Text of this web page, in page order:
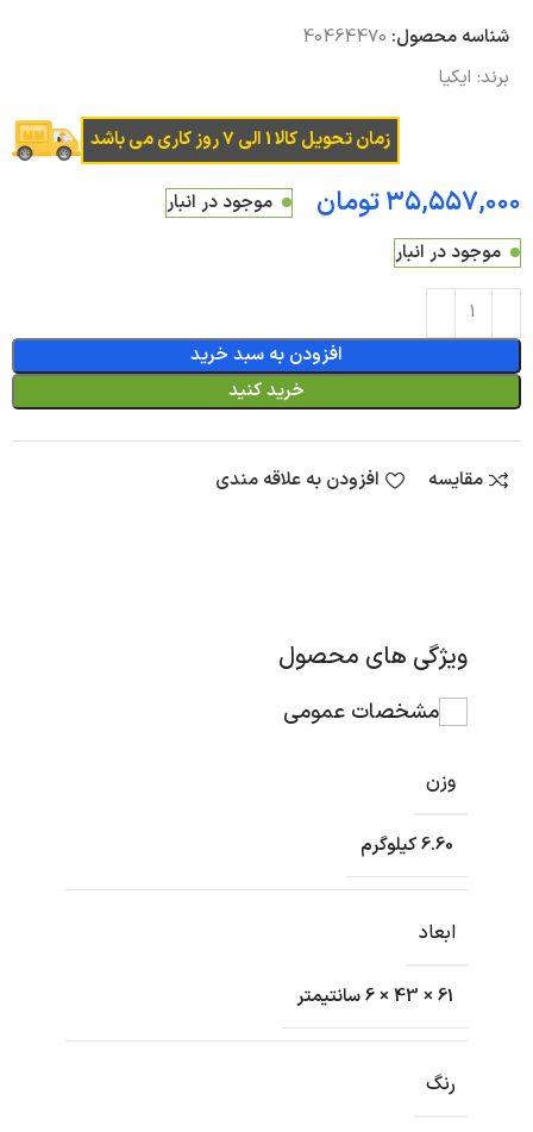
شناسه محصول: 40464470
برند: ایکیا
زمان تحویل کالا 1 الی 7 روز کاری می باشد
تومان
موجود در انبار
موجود در انبار
افزودن به سبد خرید
خرید کنید
مقایسه افزودن به علاقه مندی
ویژگی های محصول
مشخصات عمومی
وزن
6.60 کیلوگرم
ابعاد
61 × 43 × 6 سانتیمتر
رنگ